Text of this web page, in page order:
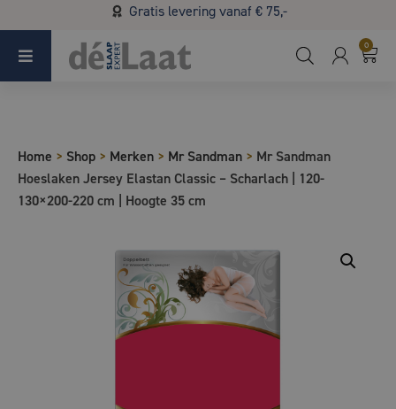
Gratis levering vanaf € 75,-
Koopzondag 29 maart in Bladel van 13.00 - 17.00
0
Home > Shop > Merken > Mr Sandman > Mr Sandman
Hoeslaken Jersey Elastan Classic – Scharlach | 120-
130×200-220 cm | Hoogte 35 cm